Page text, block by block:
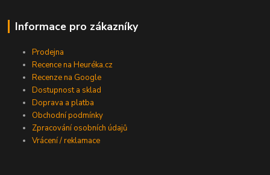
Informace pro zákazníky
Prodejna
Recence na Heuréka.cz
Recenze na Google
Dostupnost a sklad
Doprava a platba
Obchodní podmínky
Zpracování osobních údajů
Vrácení / reklamace